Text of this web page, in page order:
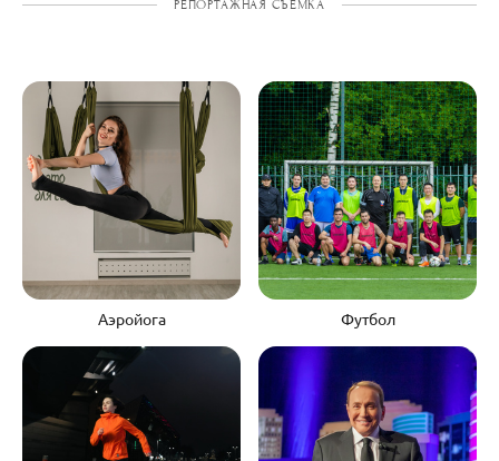
РЕПОРТАЖНАЯ СЪЁМКА
Аэройога Футбол